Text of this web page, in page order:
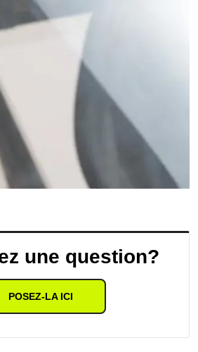
une question?
POSEZ-LA ICI